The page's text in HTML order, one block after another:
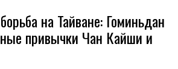
на Тайване: Гоминьдан
привычки Чан Кайши и